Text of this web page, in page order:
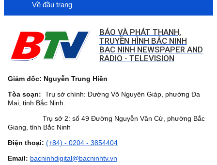
Về đầu trang
BÁO VÀ PHÁT THANH,
TRUYỀN HÌNH BẮC NINH
BAC NINH NEWSPAPER AND
RADIO - TELEVISION
Giám đốc: Nguyễn Trung Hiền
Tòa soạn: Trụ sở chính: Đường Võ Nguyên Giáp, phường Đa
Mai, tỉnh Bắc Ninh.
Trụ sở 2: số 49 Đường Nguyễn Văn Cừ, phường Bắc
Giang, tỉnh Bắc Ninh
Điện thoại: (+84) - 0204 - 3854404
Email: bacninhdigital@bacninhtv.vn